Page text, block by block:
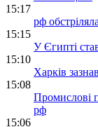
15:17
рф
15:15
У Єгипті
15:10
Харків
15:08
Промислові
рф
15:06